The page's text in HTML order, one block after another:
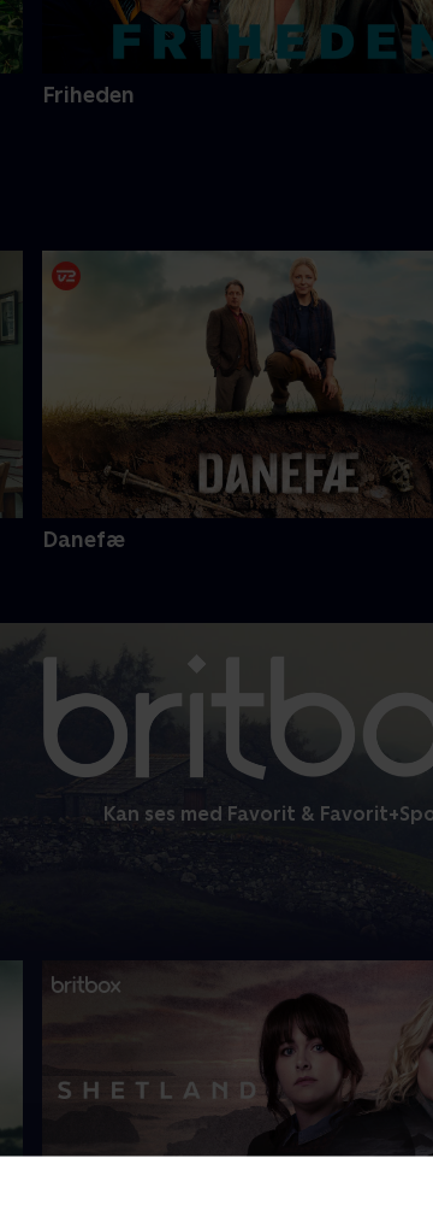
Friheden
Danefæ
Kan ses med Favorit &